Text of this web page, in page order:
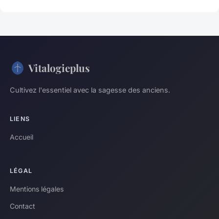
Vitalogieplus
Cultivez l'essentiel avec la sagesse des anciens.
LIENS
Accueil
LÉGAL
Mentions légales
Contact